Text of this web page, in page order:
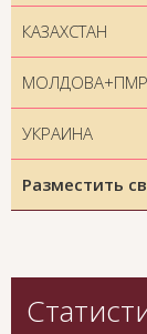
КАЗАХСТАН
МОЛДОВА+ПМР
УКРАИНА
Разместить